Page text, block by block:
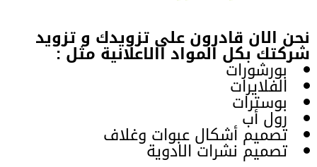
نحن الان قادرون على تزويدك و تزويد
شركتك بكل المواد االاعلانية مثل :
بورشورات
الفلايرات
بوسترات
رول أب
تصميم أشكال عبوات وغلاف
تصميم نشرات الادوية